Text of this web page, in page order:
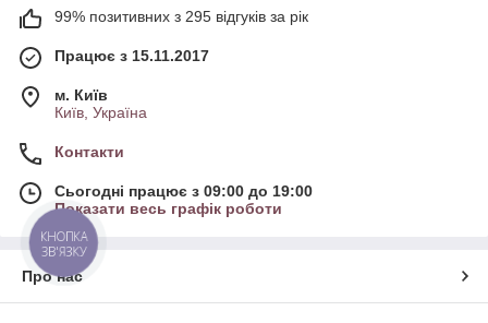
99% позитивних з 295 відгуків за рік
Працює з 15.11.2017
м. Київ
Київ, Україна
Контакти
Сьогодні працює з 09:00 до 19:00
Показати весь графік роботи
Про нас
КНОПКА
ЗВ'ЯЗКУ